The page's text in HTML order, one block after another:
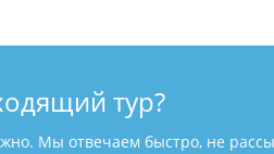
тур?
Мы отвечаем быстро, не